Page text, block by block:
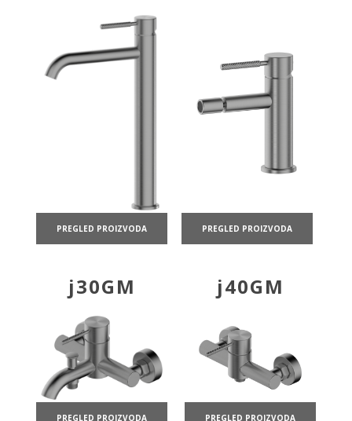
PREGLED PROIZVODA PREGLED PROIZVODA
j30GM
PREGLED PROIZVODA
j40GM
PREGLED PROIZVODA